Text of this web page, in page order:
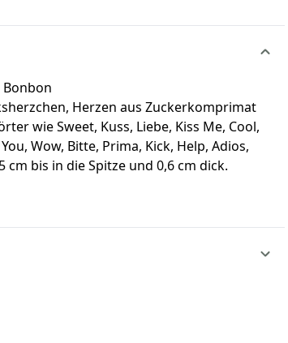
Herzen aus Zuckerkomprimat
wie Sweet, Kuss, Liebe, Kiss Me, Cool,
Wow, Bitte, Prima, Kick, Help, Adios,
bis in die Spitze und 0,6 cm dick.